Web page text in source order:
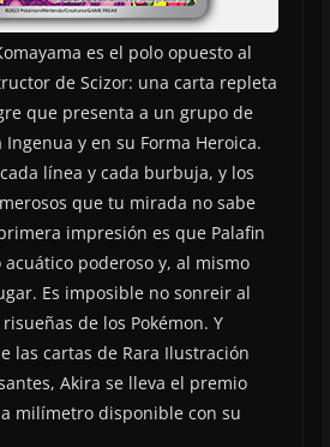
es el polo opuesto al
de Scizor: una carta repleta
que presenta a un grupo de
Ingenua y en su Forma Heroica.
línea y cada burbuja, y los
que tu mirada no sabe
impresión es que Palafin
poderoso y, al mismo
Es imposible no sonreir al
de los Pokémon. Y
las cartas de Rara Ilustración
Akira se lleva el premio
milímetro disponible con su